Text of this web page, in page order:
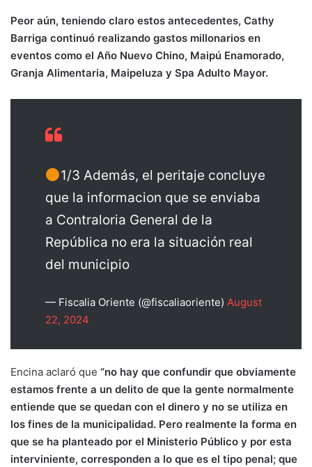
Peor aún, teniendo claro estos antecedentes, Cathy
Barriga continuó realizando gastos millonarios en
eventos como el Año Nuevo Chino, Maipú Enamorado,
Granja Alimentaria, Maipeluza y Spa Adulto Mayor.
1/3 Además, el peritaje concluye
que la informacion que se enviaba
a Contraloria General de la
República no era la situación real
del municipio
— Fiscalia Oriente (@fiscaliaoriente) August
22, 2024
Encina aclaró que “no hay que confundir que obviamente
estamos frente a un delito de que la gente normalmente
entiende que se quedan con el dinero y no se utiliza en
los fines de la municipalidad. Pero realmente la forma en
que se ha planteado por el Ministerio Público y por esta
interviniente, corresponden a lo que es el tipo penal; que